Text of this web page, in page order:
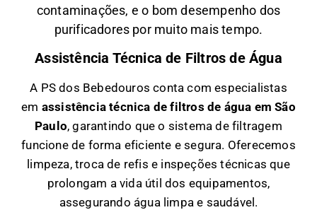
contaminações, e o bom desempenho dos
purificadores por muito mais tempo.
Assistência Técnica de Filtros de Água
A PS dos Bebedouros conta com especialistas
em assistência técnica de filtros de água em São
Paulo, garantindo que o sistema de filtragem
funcione de forma eficiente e segura. Oferecemos
limpeza, troca de refis e inspeções técnicas que
prolongam a vida útil dos equipamentos,
assegurando água limpa e saudável.